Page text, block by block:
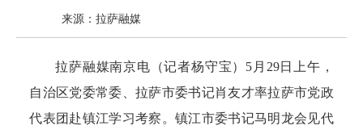
来源：拉萨融媒
拉萨融媒南京电（记者杨守宝）5月29日上午，
自治区党委常委、拉萨市委书记肖友才率拉萨市党政
代表团赴镇江学习考察。镇江市委书记马明龙会见代